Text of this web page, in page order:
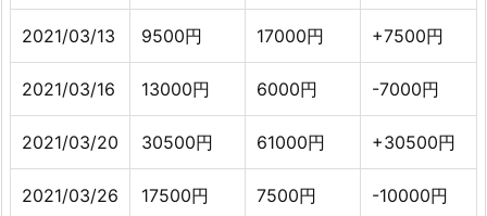
2021/03/13 9500円 17000円 +7500円
2021/03/16 13000円 6000円 -7000円
2021/03/20 30500円 61000円 +30500円
2021/03/26 17500円 7500円 -10000円